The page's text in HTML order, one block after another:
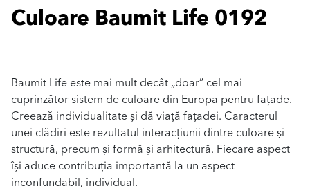
Culoare Baumit Life 0192
Baumit Life este mai mult decât „doar” cel mai
cuprinzător sistem de culoare din Europa pentru fațade.
Creează individualitate și dă viață fațadei. Caracterul
unei clădiri este rezultatul interacțiunii dintre culoare și
structură, precum și formă și arhitectură. Fiecare aspect
își aduce contribuția importantă la un aspect
inconfundabil, individual.